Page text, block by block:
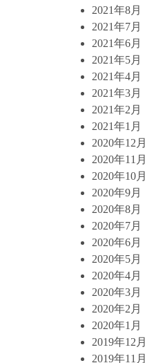
2021年8月
2021年7月
2021年6月
2021年5月
2021年4月
2021年3月
2021年2月
2021年1月
2020年12月
2020年11月
2020年10月
2020年9月
2020年8月
2020年7月
2020年6月
2020年5月
2020年4月
2020年3月
2020年2月
2020年1月
2019年12月
2019年11月